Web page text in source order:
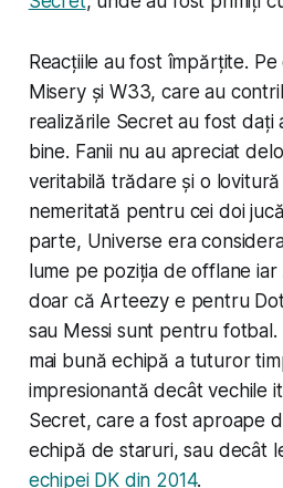
Reacțiile au fost împărțite.
Misery și W33, care au
realizările Secret au fost
bine. Fanii nu au apreciat
veritabilă trădare și o
nemeritată pentru cei doi
parte, Universe era
lume pe poziția deofflane iar
doar că Arteezy e pentru
sau Messi sunt pentru
mai bună echipă a tuturor
impresionantă decât vechile
Secret, care a fost aproape
echipă de staruri, sau decât
echipei DK din 2014.